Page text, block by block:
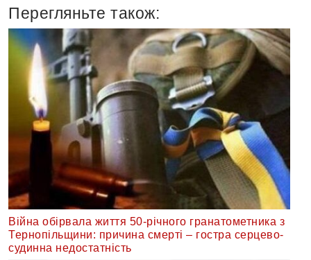
Перегляньте також:
Війна обірвала життя 50-річного гранатометника з
Тернопільщини: причина смерті – гостра серцево-
судинна недостатність